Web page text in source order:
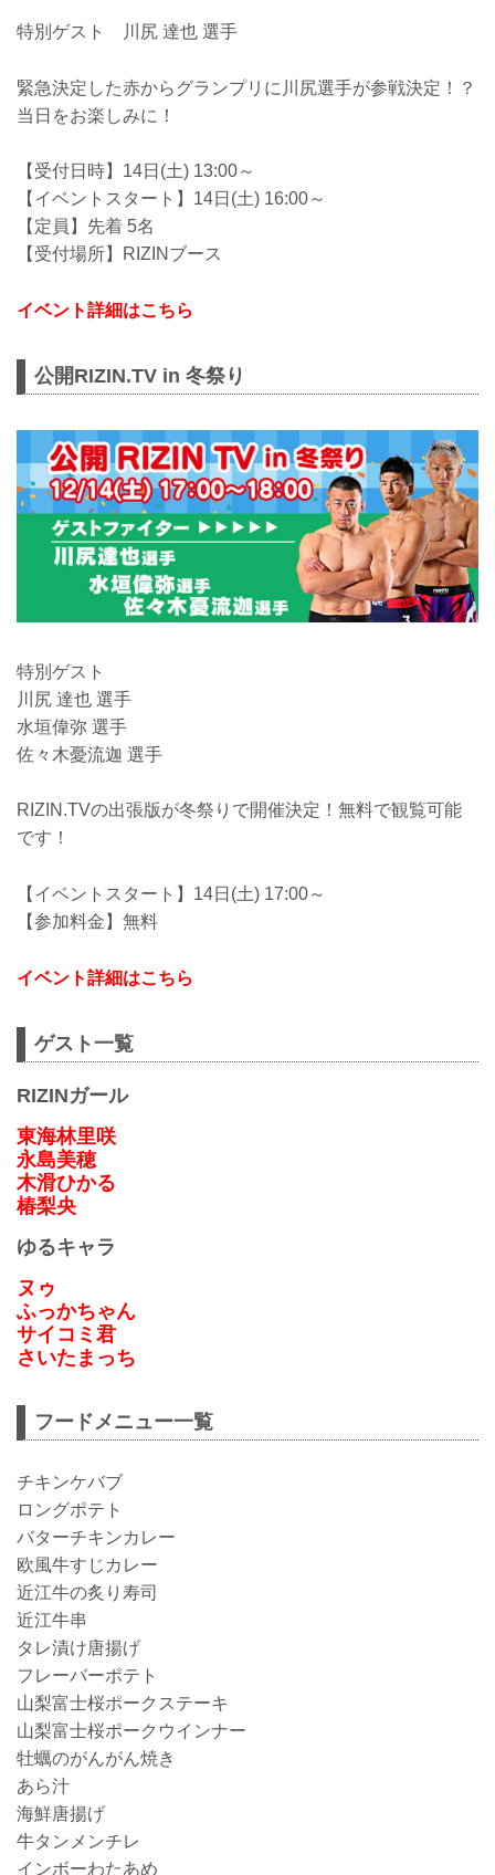
特別ゲスト 川尻 達也 選手
緊急決定した赤からグランプリに川尻選手が参戦決定！？
当日をお楽しみに！
【受付日時】14日(土) 13:00～
【イベントスタート】14日(土) 16:00～
【定員】先着 5名
【受付場所】RIZINブース
イベント詳細はこちら
公開RIZIN.TV in 冬祭り
特別ゲスト
川尻 達也 選手
水垣偉弥 選手
佐々木憂流迦 選手
RIZIN.TVの出張版が冬祭りで開催決定！無料で観覧可能
です！
【イベントスタート】14日(土) 17:00～
【参加料金】無料
イベント詳細はこちら
ゲスト一覧
RIZINガール
東海林里咲
永島美穂
木滑ひかる
椿梨央
ゆるキャラ
ヌゥ
ふっかちゃん
サイコミ君
さいたまっち
フードメニュー一覧
チキンケバブ
ロングポテト
バターチキンカレー
欧風牛すじカレー
近江牛の炙り寿司
近江牛串
タレ漬け唐揚げ
フレーバーポテト
山梨富士桜ポークステーキ
山梨富士桜ポークウインナー
牡蠣のがんがん焼き
あら汁
海鮮唐揚げ
牛タンメンチレ
インボーわたあめ